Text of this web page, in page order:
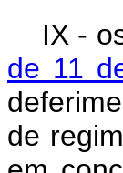
IX -
de 11
de